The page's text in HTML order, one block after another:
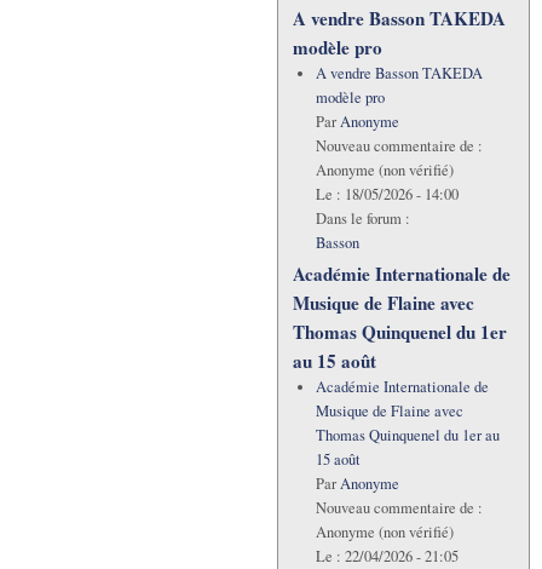
A vendre Basson TAKEDA
modèle pro
A vendre Basson TAKEDA
modèle pro
ParAnonyme
Nouveau commentaire de :
Anonyme (non vérifié)
Le : 18/05/2026 - 14:00
Dans le forum :
Basson
Académie Internationale de
Musique de Flaine avec
Thomas Quinquenel du 1er
au 15 août
Académie Internationale de
Musique de Flaine avec
Thomas Quinquenel du 1er au
15 août
ParAnonyme
Nouveau commentaire de :
Anonyme (non vérifié)
Le : 22/04/2026 - 21:05